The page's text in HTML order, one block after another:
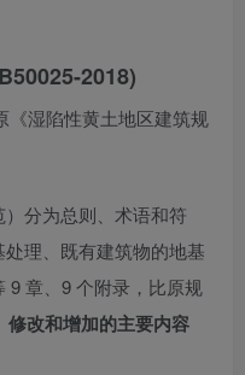
2018)
《湿陷性黄土地区建筑规
分为总则、术语和符
理、既有建筑物的地基
9 章、9 个附录，比原规
修改和增加的主要内容